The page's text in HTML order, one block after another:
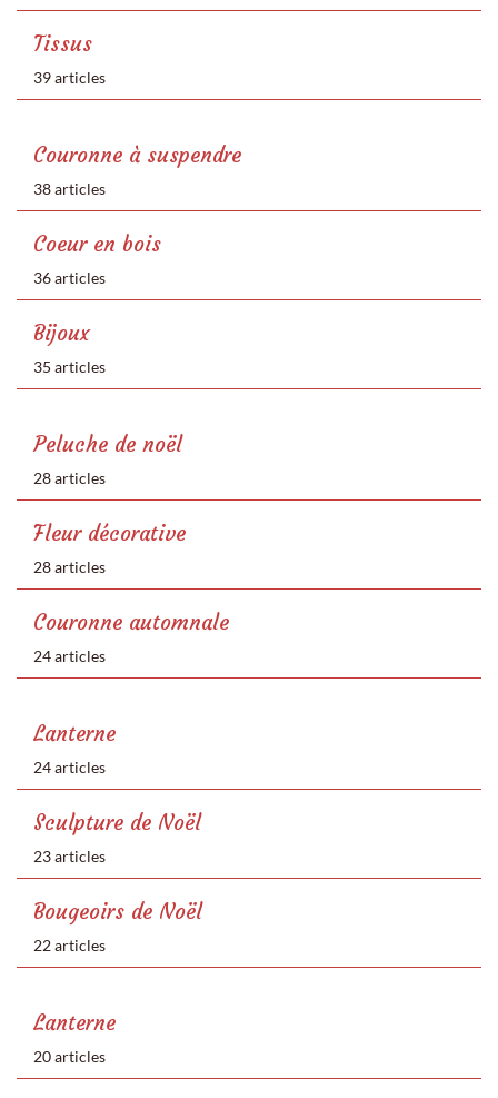
Tissus
39 articles
Couronne à suspendre
38 articles
Coeur en bois
36 articles
Bijoux
35 articles
Peluche de noël
28 articles
Fleur décorative
28 articles
Couronne automnale
24 articles
Lanterne
24 articles
Sculpture de Noël
23 articles
Bougeoirs de Noël
22 articles
Lanterne
20 articles